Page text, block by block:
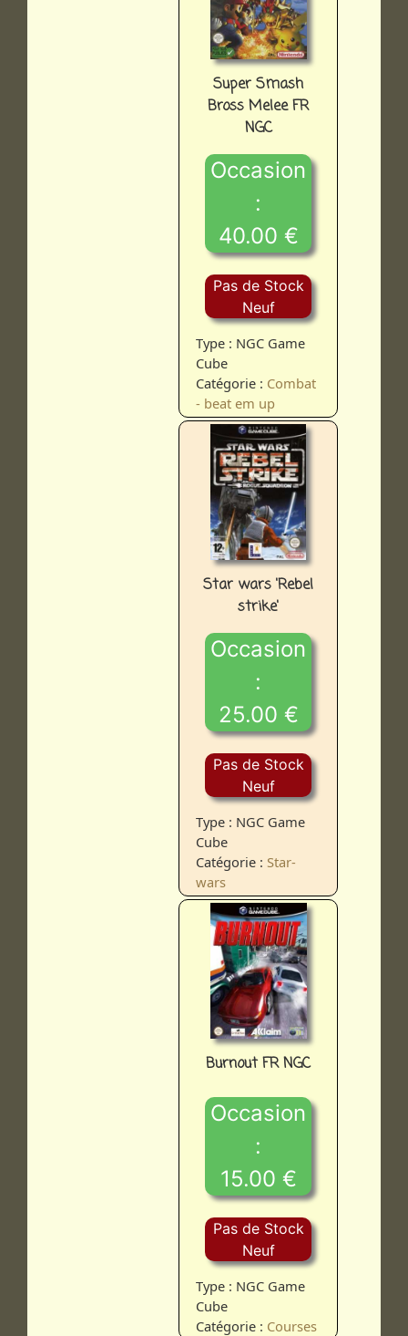
Super Smash
Bross Melee FR
NGC
Occasion
:
40.00 €
Pas de Stock
Neuf
Type : NGC Game
Cube
Catégorie : Combat
- beat em up
Star wars 'Rebel
strike'
Occasion
:
25.00 €
Pas de Stock
Neuf
Type : NGC Game
Cube
Catégorie : Star-
wars
Burnout FR NGC
Occasion
:
15.00 €
Pas de Stock
Neuf
Type : NGC Game
Cube
Catégorie : Courses